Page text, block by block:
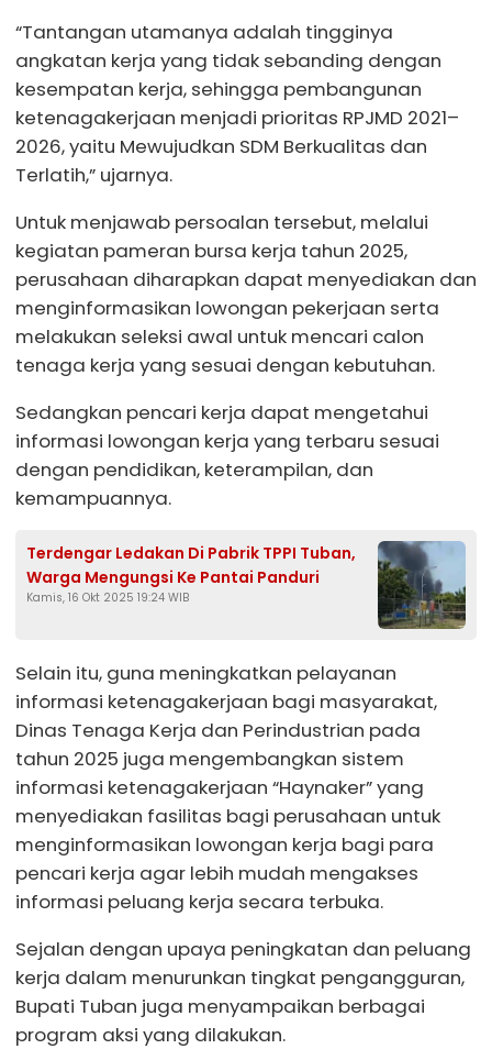
“Tantangan utamanya adalah tingginya
angkatan kerja yang tidak sebanding dengan
kesempatan kerja, sehingga pembangunan
ketenagakerjaan menjadi prioritas RPJMD 2021–
2026, yaitu Mewujudkan SDM Berkualitas dan
Terlatih,” ujarnya.
Untuk menjawab persoalan tersebut, melalui
kegiatan pameran bursa kerja tahun 2025,
perusahaan diharapkan dapat menyediakan dan
menginformasikan lowongan pekerjaan serta
melakukan seleksi awal untuk mencari calon
tenaga kerja yang sesuai dengan kebutuhan.
Sedangkan pencari kerja dapat mengetahui
informasi lowongan kerja yang terbaru sesuai
dengan pendidikan, keterampilan, dan
kemampuannya.
Terdengar Ledakan Di Pabrik TPPI Tuban,
Warga Mengungsi Ke Pantai Panduri
Kamis, 16 Okt 2025 19:24 WIB
Selain itu, guna meningkatkan pelayanan
informasi ketenagakerjaan bagi masyarakat,
Dinas Tenaga Kerja dan Perindustrian pada
tahun 2025 juga mengembangkan sistem
informasi ketenagakerjaan “Haynaker” yang
menyediakan fasilitas bagi perusahaan untuk
menginformasikan lowongan kerja bagi para
pencari kerja agar lebih mudah mengakses
informasi peluang kerja secara terbuka.
Sejalan dengan upaya peningkatan dan peluang
kerja dalam menurunkan tingkat pengangguran,
Bupati Tuban juga menyampaikan berbagai
program aksi yang dilakukan.